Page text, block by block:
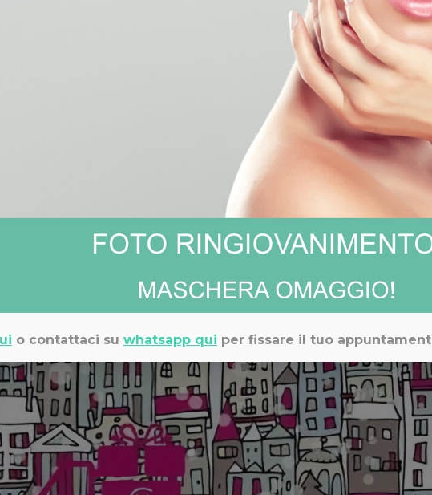
di Skincare di Maria Galland Paris!
o contattaci su whatsapp qui per fissare il tuo